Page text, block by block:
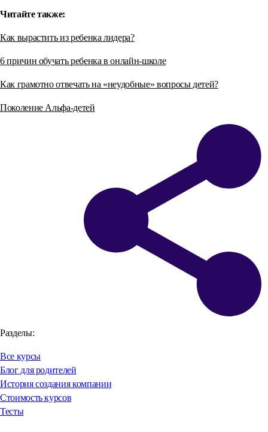
Читайте также:
Как вырастить из ребенка лидера?
6 причин обучать ребенка в онлайн-школе
Как грамотно отвечать на «неудобные» вопросы детей?
Поколение Альфа-детей
Разделы:
Все курсы
Блог для родителей
История создания компании
Стоимость курсов
Тесты